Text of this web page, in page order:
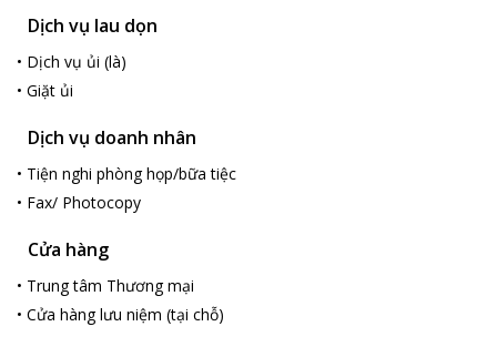
Dịch vụ lau dọn
• Dịch vụ ủi (là)
• Giặt ủi
Dịch vụ doanh nhân
• Tiện nghi phòng họp/bữa tiệc
• Fax/ Photocopy
Cửa hàng
• Trung tâm Thương mại
• Cửa hàng lưu niệm (tại chỗ)